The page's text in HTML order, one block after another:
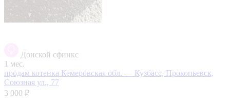
Донской сфинкс
1 мес.
продам котенка Кемеровская обл. — Кузбасс, Прокопьевск,
Союзная ул., 77
3 000 ₽